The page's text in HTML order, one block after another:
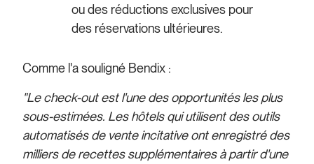
ou des réductions exclusives pour
des réservations ultérieures.
Comme l'a souligné Bendix :
"Le check-out est l'une des opportunités les plus
sous-estimées. Les hôtels qui utilisent des outils
automatisés de vente incitative ont enregistré des
milliers de recettes supplémentaires à partir d'une